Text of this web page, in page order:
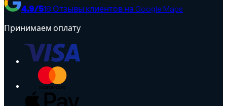
4.9/518 Отзывы клиентов на Google Maps
Принимаем оплату